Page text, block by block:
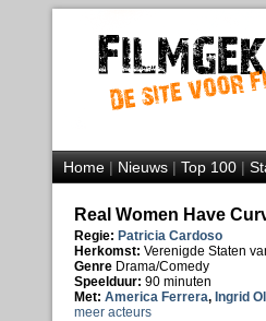
Home|Nieuws|Top 100|
Real Women Have
Regie: Patricia Cardoso
Herkomst: Verenigde Staten
Genre Drama/Comedy
Speelduur: 90 minuten
Met: America Ferrera, Ingrid
meer acteurs